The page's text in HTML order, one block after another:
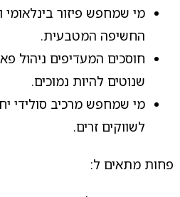
מי שמחפש פיזור
החשיפה המטבעית.
חוסכים המעדיפים ניהול
שנוטים להיות נמוכים.
מי שמחפש מרכיב סולידי
לשווקים זרים.
פחות מתאים ל: